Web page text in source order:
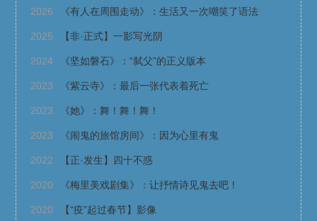
2026 《有人在周围走动》：生活又一次嘲笑了语法
2025 【非·正式】一影写光阴
2024 《坚如磐石》：“弑父”的正义版本
2023 《紫云寺》：最后一张代表着死亡
2023 《她》：舞！舞！舞！
2023 《闹鬼的旅馆房间》：因为心里有鬼
2022 【正·发生】四十不惑
2020 《梅里美戏剧集》：让抒情诗见鬼去吧！
2020 【“疫”起过春节】影像